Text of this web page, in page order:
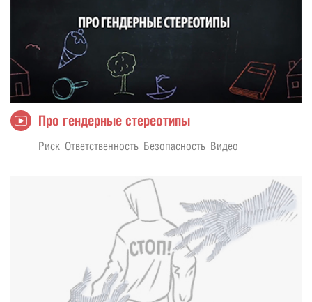
Про гендерные стереотипы
Риск Ответственность Безопасность Видео